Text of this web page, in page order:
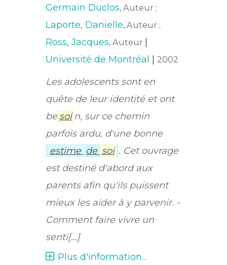
Germain Duclos, Auteur ;
Laporte, Danielle, Auteur ;
Ross, Jacques, Auteur
Université de Montréal
2002
Les adolescents sont en
quête de leur identité et ont
be soi n, sur ce chemin
parfois ardu, d'une bonne
estime de soi . Cet ouvrage
est destiné d'abord aux
parents afin qu'ils puissent
mieux les aider à y parvenir. -
Comment faire vivre un
senti[...]
Plus d'information...